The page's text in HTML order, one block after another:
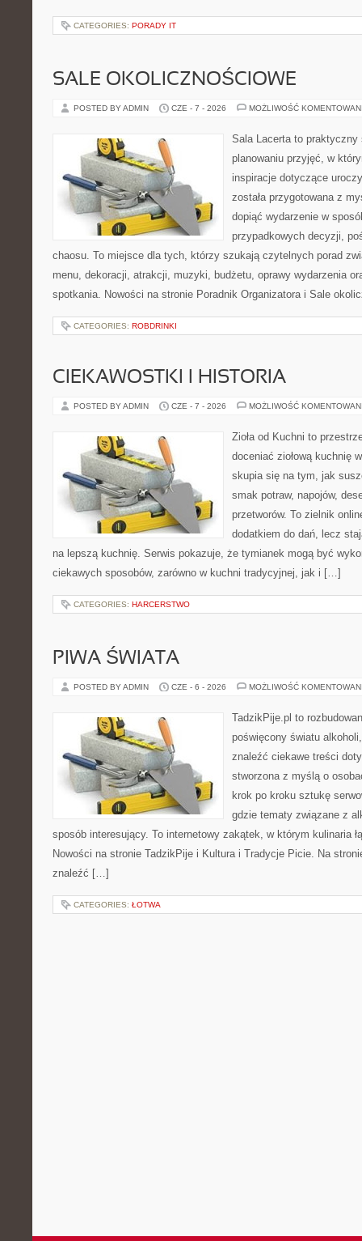
CATEGORIES: PORADY IT
SALE OKOLICZNOŚCIOWE
POSTED BY ADMIN CZE - 7 - 2026 MOŻLIWOŚĆ
Sala Lacerta to praktyczny
planowaniu przyjęć, w
inspiracje dotyczące
została przygotowana z
dopiąć wydarzenie w
przypadkowych decyzji,
chaosu. To miejsce dla tych, którzy szukają czytelnych porad
menu, dekoracji, atrakcji, muzyki, budżetu, oprawy wydarzenia
spotkania. Nowości na stronie Poradnik Organizatora i Sale
CATEGORIES: ROBDRINKI
CIEKAWOSTKI I HISTORIA
POSTED BY ADMIN CZE - 7 - 2026 MOŻLIWOŚĆ
Zioła od Kuchni to
doceniać ziołową kuchnię
skupia się na tym, jak
smak potraw, napojów,
przetworów. To zielnik
dodatkiem do dań, lecz
na lepszą kuchnię. Serwis pokazuje, że tymianek mogą być
ciekawych sposobów, zarówno w kuchni tradycyjnej, jak i […]
CATEGORIES: HARCERSTWO
PIWA ŚWIATA
POSTED BY ADMIN CZE - 6 - 2026 MOŻLIWOŚĆ
TadzikPije.pl to
poświęcony światu
znaleźć ciekawe treści
stworzona z myślą o
krok po kroku sztukę
gdzie tematy związane z
sposób interesujący. To internetowy zakątek, w którym kulinaria
Nowości na stronie TadzikPije i Kultura i Tradycje Picie. Na
znaleźć […]
CATEGORIES: ŁOTWA